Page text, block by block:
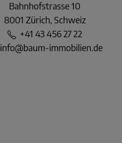
Bahnhofstrasse 10
8001 Zürich, Schweiz
+41 43 456 27 22
info@baum-immobilien.de